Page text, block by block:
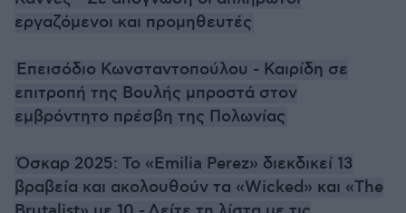
εργαζόμενοι και προμηθευτές
Επεισόδιο Κωνσταντοπούλου - Καιρίδη σε
επιτροπή της Βουλής μπροστά στον
εμβρόντητο πρέσβη της Πολωνίας
Όσκαρ 2025: Το «Emilia Perez» διεκδικεί 13
βραβεία και ακολουθούν τα «Wicked» και «The